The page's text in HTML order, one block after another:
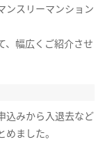
ンスリーマンション
、幅広くご紹介させ
込みから入退去など
ました。